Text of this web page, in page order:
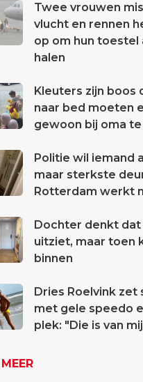
Twee vrouwen
vlucht en rennen
op om hun toestel
halen
Kleuters zijn boos
naar bed moeten
gewoon bij oma
Politie wil iemand
maar sterkste
Rotterdam werkt
Dochter denkt dat
uitziet, maar toen
binnen
Dries Roelvink
met gele speedo
plek: "Die is van